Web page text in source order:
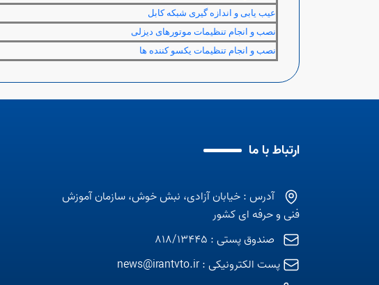
عیب یابی و اندازه گیری شبکه کابل
نصب و انجام تنظیمات موتورهای دیزلی
نصب و انجام تنظیمات یکسو کننده ها
ارتباط با ما
آدرس : خیابان آزادی، نبش خوش، سازمان آموزش
فنی و حرفه ای کشور
صندوق پستی : 818/13445
پست الکترونیکی :news@irantvto.ir